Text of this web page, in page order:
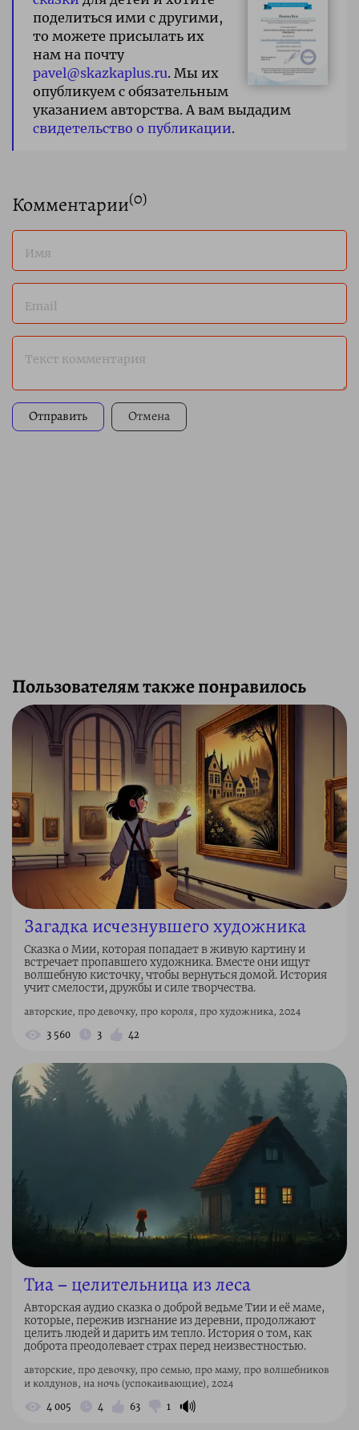
поделиться ими с другими,
то можете присылать их
нам на почту
pavel@skazkaplus.ru. Мы их
опубликуем с обязательным
указанием авторства. А вам выдадим
свидетельство о публикации.
Комментарии(0)
Имя
Email
Текст комментария
Отправить Отмена
Пользователям также понравилось
Загадка исчезнувшего художника
Сказка о Мии, которая попадает в живую картину и
встречает пропавшего художника. Вместе они ищут
волшебную кисточку, чтобы вернуться домой. История
учит смелости, дружбы и силе творчества.
авторские, про девочку, про короля, про художника, 2024
3 560 3 42
Тиа – целительница из леса
Авторская аудио сказка о доброй ведьме Тии и её маме,
которые, пережив изгнание из деревни, продолжают
целить людей и дарить им тепло. История о том, как
доброта преодолевает страх перед неизвестностью.
авторские, про девочку, про семью, про маму, про волшебников
и колдунов, на ночь (успокаивающие), 2024
4 005 4 63 1 🔊